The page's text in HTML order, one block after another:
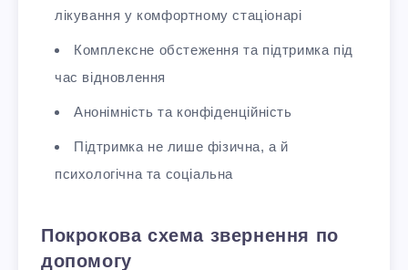
лікування у комфортному стаціонарі
Комплексне обстеження та підтримка під
час відновлення
Анонімність та конфіденційність
Підтримка не лише фізична, а й
психологічна та соціальна
Покрокова схема звернення по
допомогу